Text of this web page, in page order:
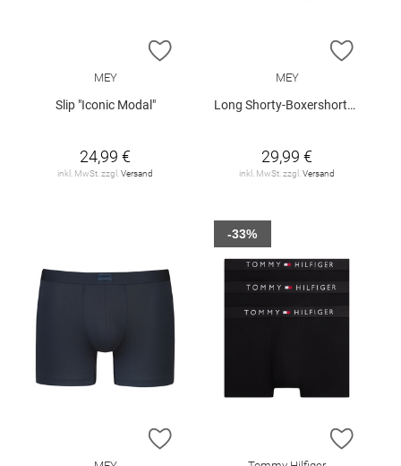
ZUR WUNSCHLISTE HINZUFÜGEN
MEY
Slip "Iconic Modal"
24,99 €
inkl. MwSt. zzgl. Versand
ZUR
MEY
Long Shorty-Boxershorts "Iconic Modal"
29,99 €
inkl. MwSt. zzgl. Versand
ZUR WUNSCHLISTE HINZUFÜGEN
ZUR
-33%